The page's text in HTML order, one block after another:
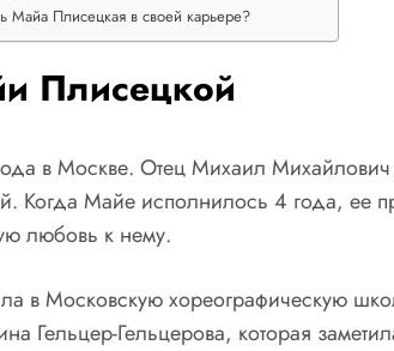
Майа Плисецкая в своей карьере?
Плисецкой
в Москве. Отец Михаил
Когда Майе исполнилось 4 года, ее
любовь к нему.
в Московскую хореографическую
Гельцер-Гельцерова, которая